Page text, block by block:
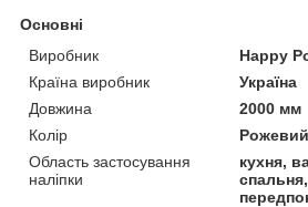
Основні
Виробник
Happy
Країна виробник
Україна
Довжина
2000 мм
Колір
Рожевий
Область застосування
наліпки
кухня,